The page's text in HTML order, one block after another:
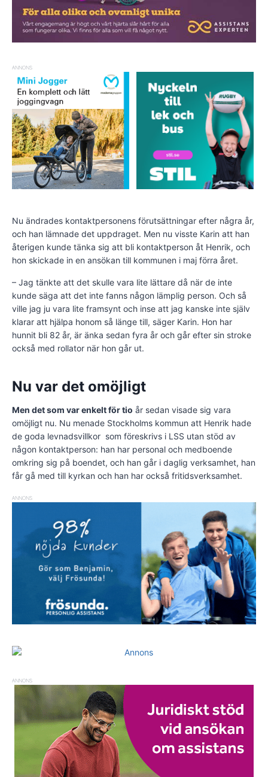
ANNONS
Nu ändrades kontaktpersonens förutsättningar efter några år,
och han lämnade det uppdraget. Men nu visste Karin att han
återigen kunde tänka sig att bli kontaktperson åt Henrik, och
hon skickade in en ansökan till kommunen i maj förra året.
– Jag tänkte att det skulle vara lite lättare då när de inte
kunde säga att det inte fanns någon lämplig person. Och så
ville jag ju vara lite framsynt och inse att jag kanske inte själv
klarar att hjälpa honom så länge till, säger Karin. Hon har
hunnit bli 82 år, är änka sedan fyra år och går efter sin stroke
också med rollator när hon går ut.
Nu var det omöjligt
Men det som var enkelt för tio år sedan visade sig vara
omöjligt nu. Nu menade Stockholms kommun att Henrik hade
de goda levnadsvillkor som föreskrivs i LSS utan stöd av
någon kontaktperson: han har personal och medboende
omkring sig på boendet, och han går i daglig verksamhet, han
får gå med till kyrkan och han har också fritidsverksamhet.
ANNONS
ANNONS